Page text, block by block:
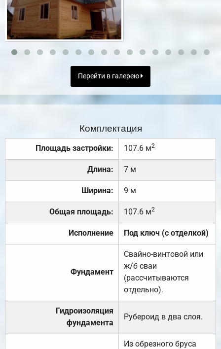
Перейти в галерею
Комплектация
Площадь застройки: 107.6 м2
Длина: 7 м
Ширина: 9 м
Общая площадь: 107.6 м2
Исполнение Под ключ (с отделкой)
Фундамент
Свайно-винтовой или
ж/б сваи
(рассчитываются
отдельно).
Гидроизоляция
фундамента
Рубероид в два слоя.
Из обрезного бруса